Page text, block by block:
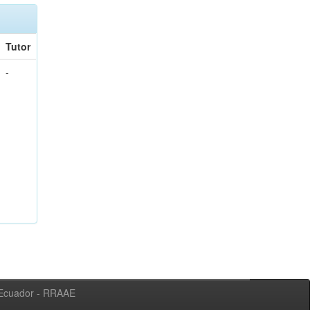
Tutor
-
- RRAAE